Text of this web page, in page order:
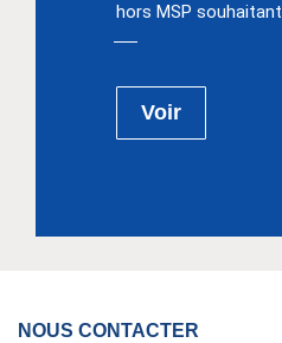
hors MSP
Voir
NOUS CONTACTER